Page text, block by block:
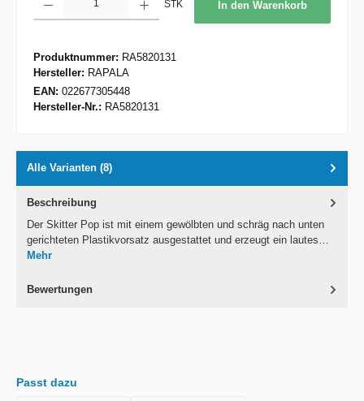
STK In den Warenkorb
Produktnummer: RA5820131
Hersteller: RAPALA
EAN: 022677305448
Hersteller-Nr.: RA5820131
Alle Varianten (8)
Beschreibung
Der Skitter Pop ist mit einem gewölbten und schräg nach unten
gerichteten Plastikvorsatz ausgestattet und erzeugt ein lautes…
Mehr
Bewertungen
Passt dazu